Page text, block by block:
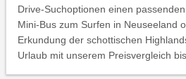
Drive-Suchoptionen einen
Mini-Bus zum Surfen in Neuseeland
Erkundung der schottischen
Urlaub mit unserem Preisvergleich